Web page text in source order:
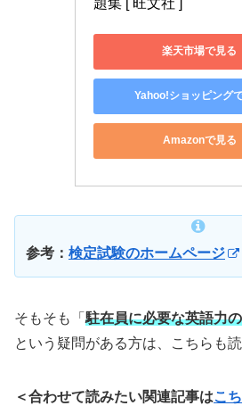
楽天市場で見る
Yahoo!ショッピング
Amazonで見る
参考： 検定試験のホームページ
そもそも「 駐在員に必要な英語力
という疑問がある方は、こちらも
＜合わせて読みたい関連記事はこ